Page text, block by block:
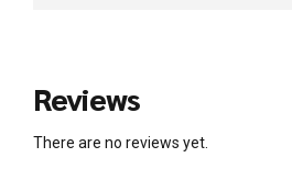
Reviews
There are no reviews yet.